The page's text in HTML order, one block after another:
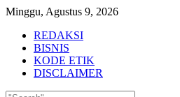
Skip
content
Minggu, Agustus 9, 2026
REDAKSI
BISNIS
KODE ETIK
DISCLAIMER